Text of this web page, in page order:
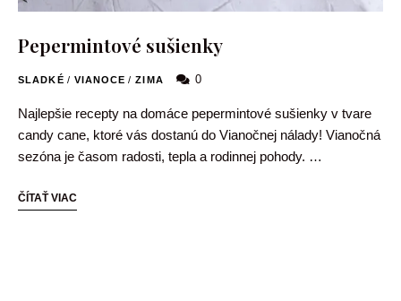
Pepermintové sušienky
SLADKÉ / VIANOCE / ZIMA 0
Najlepšie recepty na domáce pepermintové sušienky v tvare
candy cane, ktoré vás dostanú do Vianočnej nálady! Vianočná
sezóna je časom radosti, tepla a rodinnej pohody. …
ČÍTAŤ VIAC